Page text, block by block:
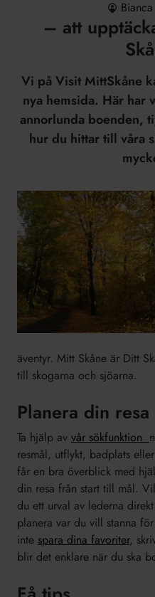
Bianca
– att
Vi på Visit MittSkåne
nya hemsida. Här har
annorlunda boenden,
hur du hittar till våra
äventyr. Mitt Skåne är Ditt
till skogarna och sjöarna.
Planera din resa
Ta hjälp av vår sökfunktion
resmål, utflykt, badplats
får en bra överblick med
din resa från start till mål.
du ett urval av lederna
planera var du vill stanna
inte spara dina favoriter,
blir det enklare när du ska